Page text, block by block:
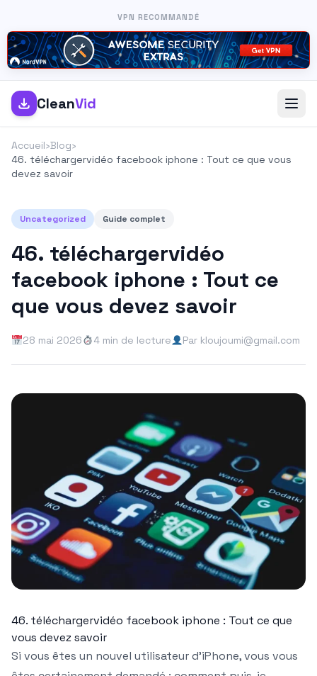
VPN RECOMMANDÉ
CleanVid
Accueil›Blog›
46. téléchargervidéo facebook iphone : Tout ce que vous
devez savoir
Uncategorized Guide complet
46. téléchargervidéo
facebook iphone : Tout ce
que vous devez savoir
28 mai 2026 4 min de lecture Par kloujoumi@gmail.com
46. téléchargervidéo facebook iphone : Tout ce que
vous devez savoir
Si vous êtes un nouvel utilisateur d’iPhone, vous vous